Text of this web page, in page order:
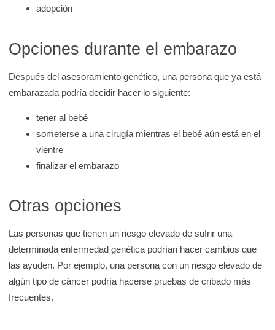
adopción
Opciones durante el embarazo
Después del asesoramiento genético, una persona que ya está
embarazada podría decidir hacer lo siguiente:
tener al bebé
someterse a una cirugía mientras el bebé aún está en el
vientre
finalizar el embarazo
Otras opciones
Las personas que tienen un riesgo elevado de sufrir una
determinada enfermedad genética podrían hacer cambios que
las ayuden. Por ejemplo, una persona con un riesgo elevado de
algún tipo de cáncer podría hacerse pruebas de cribado más
frecuentes.